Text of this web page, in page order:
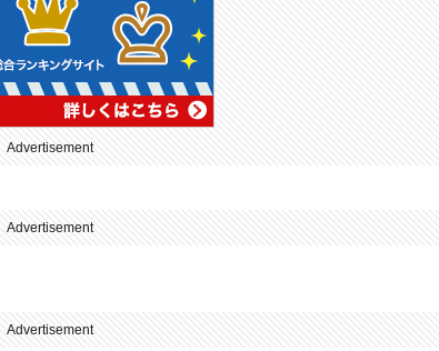
Advertisement
Advertisement
Advertisement